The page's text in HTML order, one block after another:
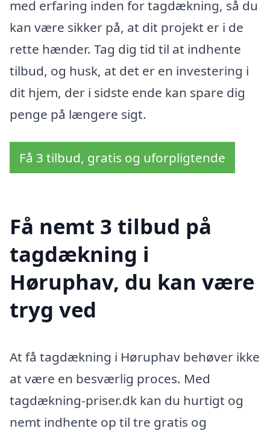
med erfaring inden for tagdækning, så du
kan være sikker på, at dit projekt er i de
rette hænder. Tag dig tid til at indhente
tilbud, og husk, at det er en investering i
dit hjem, der i sidste ende kan spare dig
penge på længere sigt.
Få 3 tilbud, gratis og uforpligtende
Få nemt 3 tilbud på
tagdækning i
Høruphav, du kan være
tryg ved
At få tagdækning i Høruphav behøver ikke
at være en besværlig proces. Med
tagdækning-priser.dk kan du hurtigt og
nemt indhente op til tre gratis og